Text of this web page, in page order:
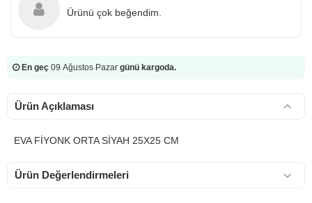
Ürünü çok beğendim.
En geç 09 Ağustos Pazar günü kargoda.
Ürün Açıklaması
EVA FİYONK ORTA SİYAH 25X25 CM
Ürün Değerlendirmeleri